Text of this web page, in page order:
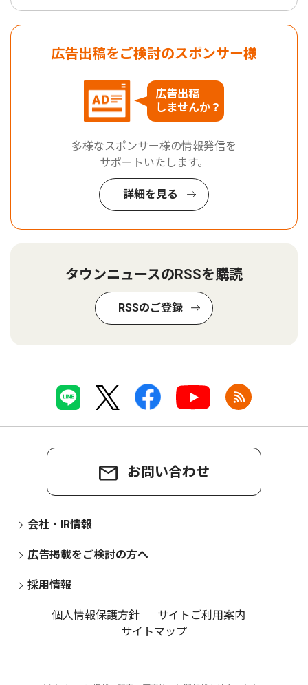
広告出稿をご検討のスポンサー様
広告出稿
しませんか？
多様なスポンサー様の情報発信を
サポートいたします。
詳細を見る
タウンニュースのRSSを購読
RSSのご登録
お問い合わせ
会社・IR情報
広告掲載をご検討の方へ
採用情報
個人情報保護方針
サイトご利用案内
サイトマップ